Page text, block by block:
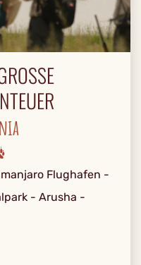
W
Flughafen -
- Arusha -